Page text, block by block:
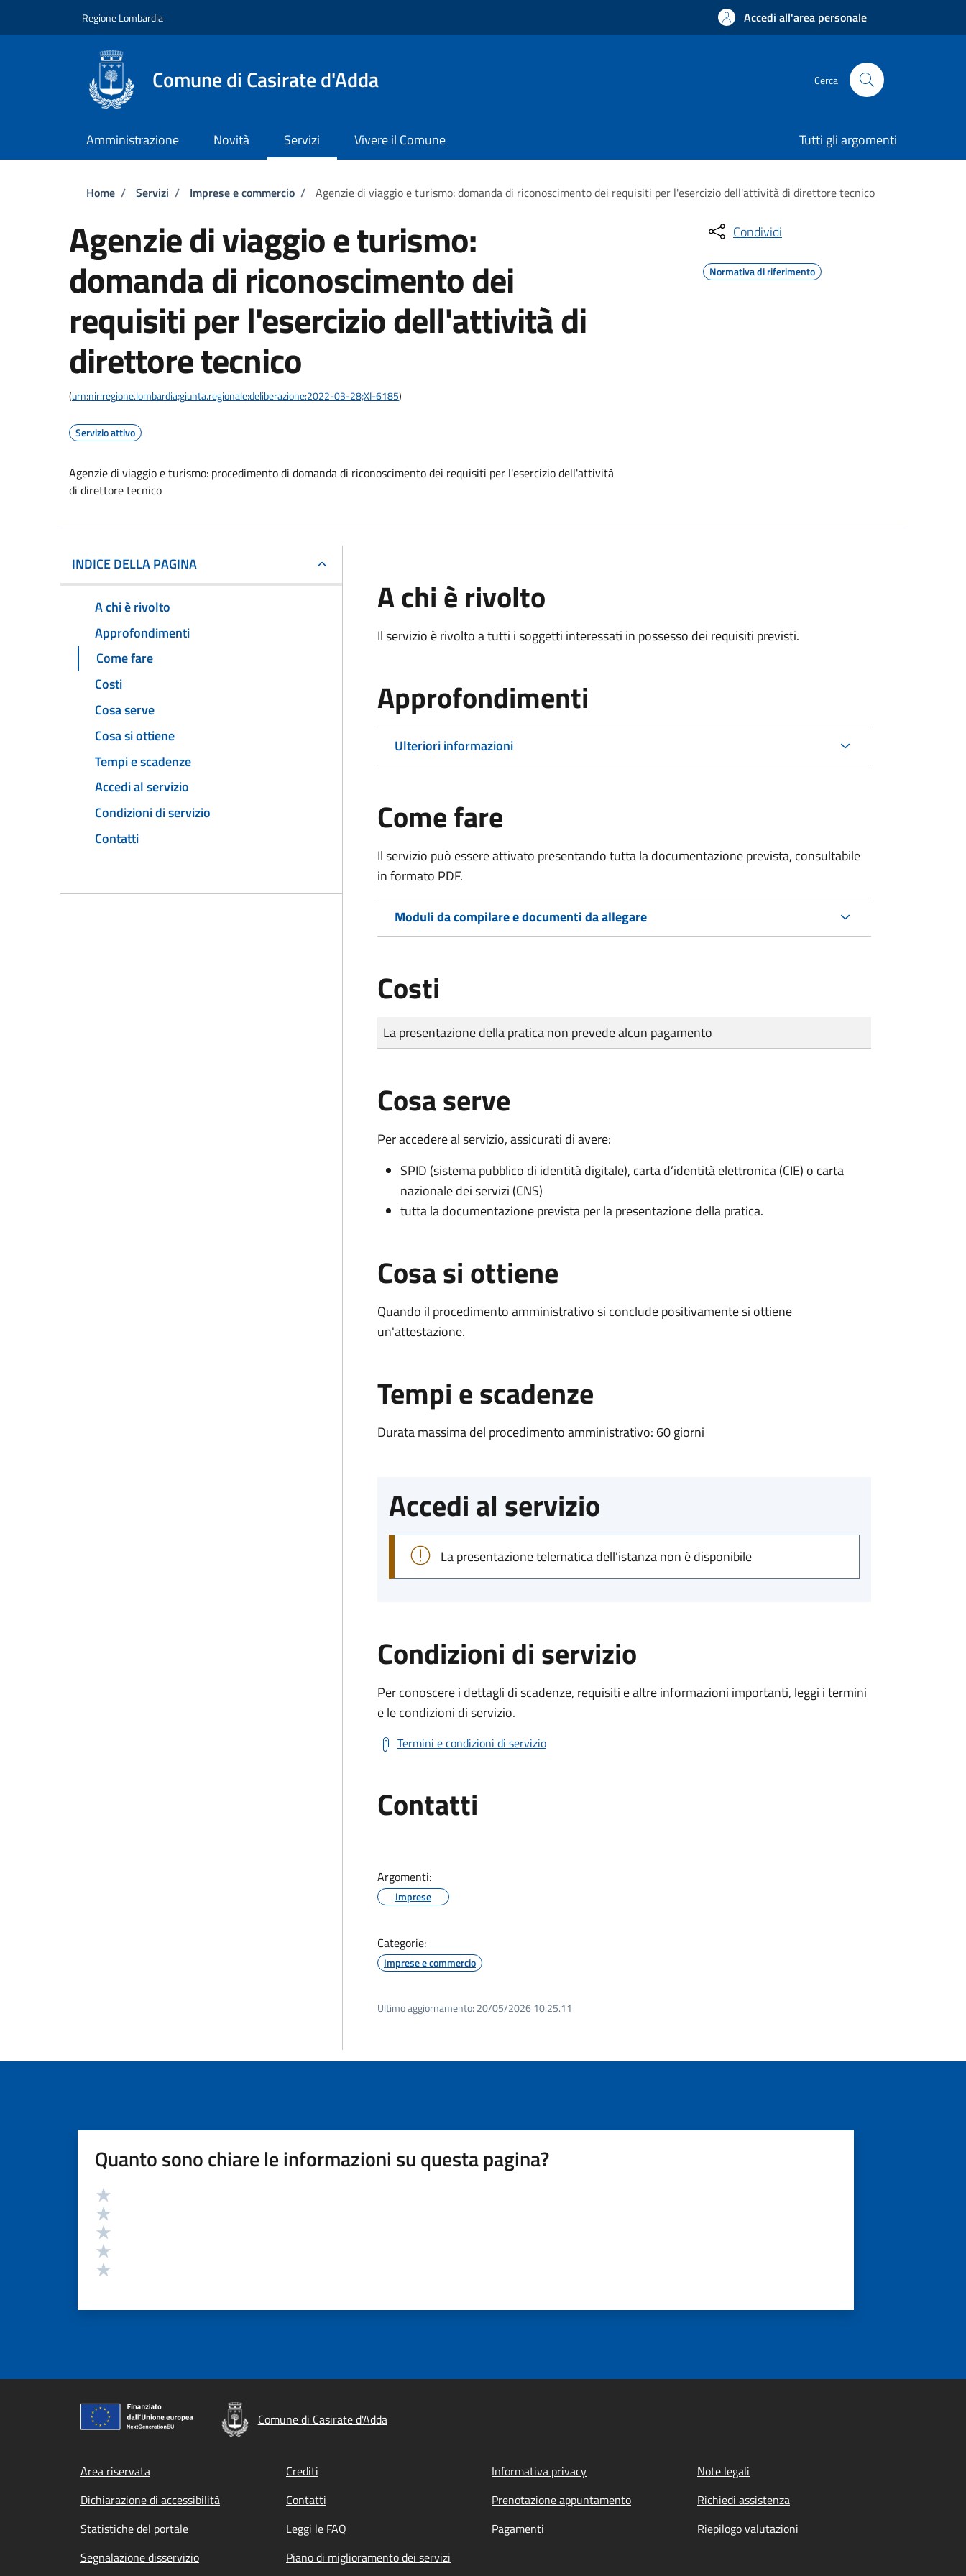
Regione Lombardia Accedi all'area personale
Comune di Casirate d'Adda Cerca
Amministrazione Novità Servizi Vivere il Comune Tutti gli argomenti
Briciole di pane
Home / Servizi / Imprese e commercio / Agenzie di viaggio e turismo: domanda di riconoscimento dei requisiti per l'esercizio dell'attività di direttore tecnico
Agenzie di viaggio e turismo:
domanda di riconoscimento dei
requisiti per l'esercizio dell'attività di
direttore tecnico
(urn:nir:regione.lombardia;giunta.regionale:deliberazione:2022-03-28;XI-6185)
Servizio attivo
Agenzie di viaggio e turismo: procedimento di domanda di riconoscimento dei requisiti per l'esercizio dell'attività
di direttore tecnico
Condividi
Normativa di riferimento
INDICE DELLA PAGINA
A chi è rivolto
Approfondimenti
Come fare
Costi
Cosa serve
Cosa si ottiene
Tempi e scadenze
Accedi al servizio
Condizioni di servizio
Contatti
A chi è rivolto
Il servizio è rivolto a tutti i soggetti interessati in possesso dei requisiti previsti.
Approfondimenti
Ulteriori informazioni
Come fare
Il servizio può essere attivato presentando tutta la documentazione prevista, consultabile
in formato PDF.
Moduli da compilare e documenti da allegare
Costi
Tipo di pagamento
Importo
La presentazione della pratica non prevede alcun pagamento
Cosa serve
Per accedere al servizio, assicurati di avere:
SPID (sistema pubblico di identità digitale), carta d’identità elettronica (CIE) o carta
nazionale dei servizi (CNS)
tutta la documentazione prevista per la presentazione della pratica.
Cosa si ottiene
Quando il procedimento amministrativo si conclude positivamente si ottiene
un'attestazione.
Tempi e scadenze
Durata massima del procedimento amministrativo: 60 giorni
Accedi al servizio
La presentazione telematica dell'istanza non è disponibile
Condizioni di servizio
Per conoscere i dettagli di scadenze, requisiti e altre informazioni importanti, leggi i termini
e le condizioni di servizio.
Termini e condizioni di servizio
Contatti
Argomenti:
Imprese
Categorie:
Imprese e commercio
Ultimo aggiornamento: 20/05/2026 10:25.11
Quanto sono chiare le informazioni su questa pagina?
Valutazione
Comune di Casirate d'Adda
Footer menu
Area riservata Crediti Informativa privacy
Note legali
Dichiarazione di accessibilità
Contatti Prenotazione appuntamento
Richiedi assistenza
Statistiche del portale
Leggi le FAQ Pagamenti
Riepilogo valutazioni
Segnalazione disservizio
Piano di miglioramento dei servizi